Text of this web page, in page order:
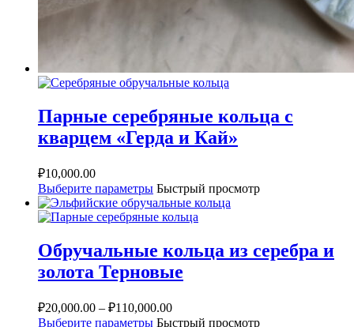
Парные серебряные кольца с
кварцем «Герда и Кай»
₽10,000.00
Выберите параметры Быстрый просмотр
Обручальные кольца из серебра и
золота Терновые
₽20,000.00 – ₽110,000.00
Выберите параметры Быстрый просмотр